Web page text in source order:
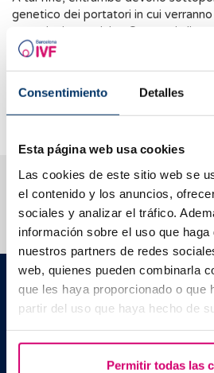
Consentimiento Detalles
Esta página web usa cookies
Las cookies de este sitio web se
el contenido y los anuncios,
sociales y analizar el tráfico.
información sobre el uso que
nuestros partners de redes
web, quienes pueden combinarla
que les haya proporcionado o que
partir del uso que haya hecho de
Permitir todas las
genetico dei portatori in cui
mutazioni genetiche. Queste, in linea
rilevanza clinica perché solitamente
per stabilire se ci sia rischio, per il
contrarre una di queste malattie.
Ti aiutiamo a
Barcelona IVF
Edificio Planetarium
C./ Escoles Pies, 103. 08017 -
+34 934 176 916
|
Barcelona IVF è un centro medico